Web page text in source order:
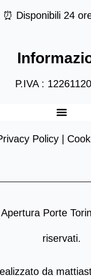
⏰ Disponibili 24
P.IVA :
Policy |
Porte
riservati.
da